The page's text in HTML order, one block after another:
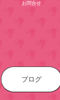
お問合せ
ブログ